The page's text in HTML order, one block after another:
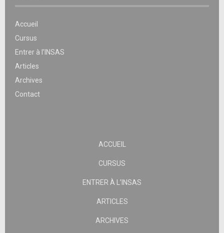
Accueil
Cursus
Entrer à l’INSAS
Articles
Archives
Contact
ACCUEIL
CURSUS
ENTRER À L’INSAS
ARTICLES
ARCHIVES